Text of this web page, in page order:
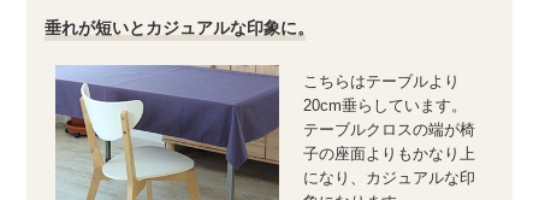
垂れが短いとカジュアルな印象に。
こちらはテーブルより
20cm垂らしています。
テーブルクロスの端が椅
子の座面よりもかなり上
になり、カジュアルな印